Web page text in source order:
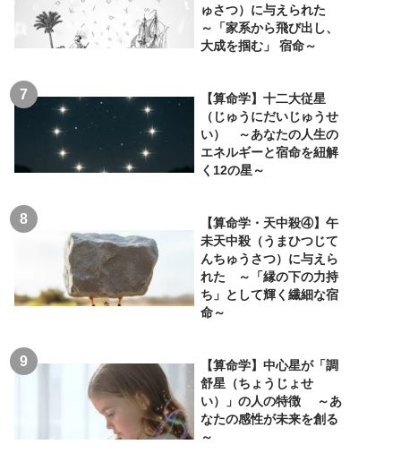
ゅさつ）に与えられた
～「家系から飛び出し、
大成を掴む」 宿命～
【算命学】十二大従星
（じゅうにだいじゅうせ
い） ～あなたの人生の
エネルギーと宿命を紐解
く12の星～
【算命学・天中殺④】午
未天中殺（うまひつじて
んちゅうさつ）に与えら
れた ～「縁の下の力持
ち」として輝く繊細な宿
命～
【算命学】中心星が「調
舒星（ちょうじょせ
い）」の人の特徴 ～あ
なたの感性が未来を創る
～